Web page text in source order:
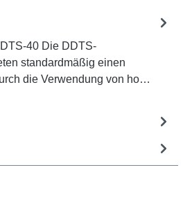
40 Die DDTS-
standardmäßig einen
die Verwendung von ho…